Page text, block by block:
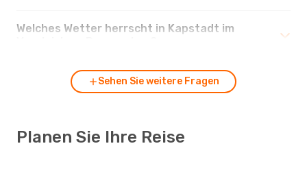
Welches Wetter herrscht in Kapstadt im
Sehen Sie weitere Fragen
Planen Sie Ihre Reise